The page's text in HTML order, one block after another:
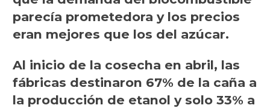
parecía prometedora y los precios
eran mejores que los del azúcar.
Al inicio de la cosecha en abril, las
fábricas destinaron 67% de la caña a
la producción de etanol y solo 33% a